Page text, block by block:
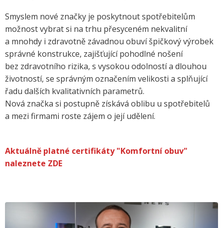
Smyslem nové značky je poskytnout spotřebitelům
možnost vybrat si na trhu přesyceném nekvalitní
a mnohdy i zdravotně závadnou obuví špičkový výrobek
správné konstrukce, zajišťující pohodlné nošení
bez zdravotního rizika, s vysokou odolností a dlouhou
životností, se správným označením velikosti a splňující
řadu dalších kvalitativních parametrů.
Nová značka si postupně získává oblibu u spotřebitelů
a mezi firmami roste zájem o její udělení.
Aktuálně platné certifikáty "Komfortní obuv"
naleznete ZDE